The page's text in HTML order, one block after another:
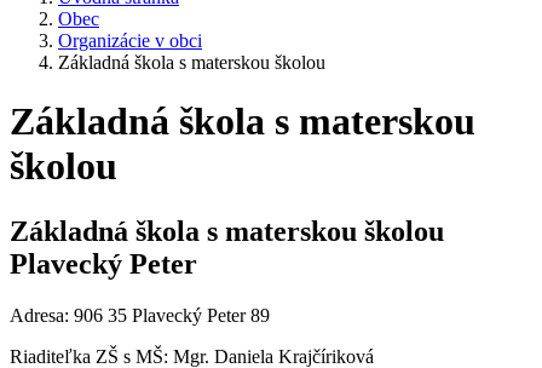
Obec
Organizácie v obci
Základná škola s materskou školou
Základná škola s materskou
školou
Základná škola s materskou školou
Plavecký Peter
Adresa: 906 35 Plavecký Peter 89
Riaditeľka ZŠ s MŠ: Mgr. Daniela Krajčíriková